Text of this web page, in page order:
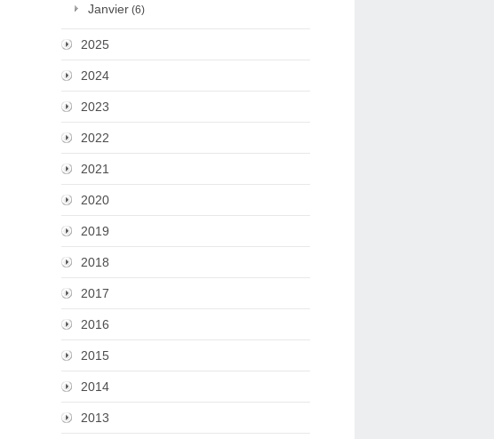
Janvier (6)
2025
2024
2023
2022
2021
2020
2019
2018
2017
2016
2015
2014
2013